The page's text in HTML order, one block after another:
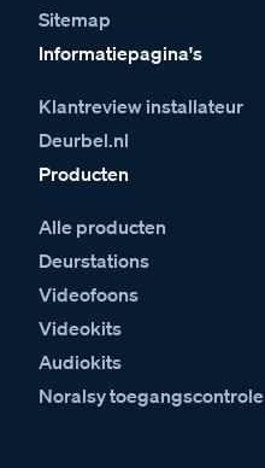
Sitemap
Informatiepagina's
Klantreview installateur
Deurbel.nl
Producten
Alle producten
Deurstations
Videofoons
Videokits
Audiokits
Noralsy toegangscontrole